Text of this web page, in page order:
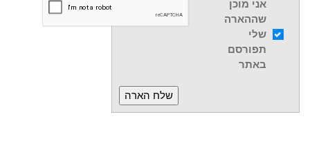
אני מוכן
שההארה
שלי
תפורסם
באתר